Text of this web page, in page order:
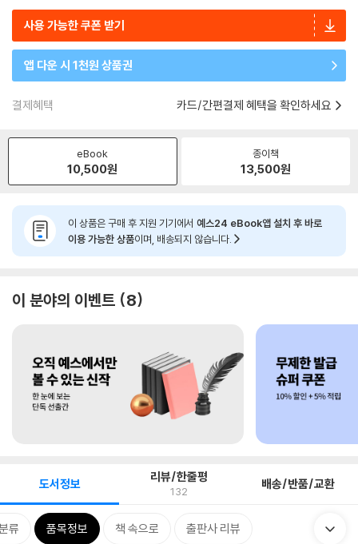
사용 가능한 쿠폰 받기
앱 다운 시 1천원 상품권
결제혜택 카드/간편결제 혜택을 확인하세요
eBook
10,500원
종이책
13,500원
이 상품은 구매 후 지원 기기에서 예스24 eBook앱 설치 후 바로
이용 가능한 상품이며, 배송되지 않습니다.
이 분야의 이벤트 8
도서정보 리뷰/한줄평
132 배송/반품/교환
류 품목정보 책 속으로 출판사 리뷰